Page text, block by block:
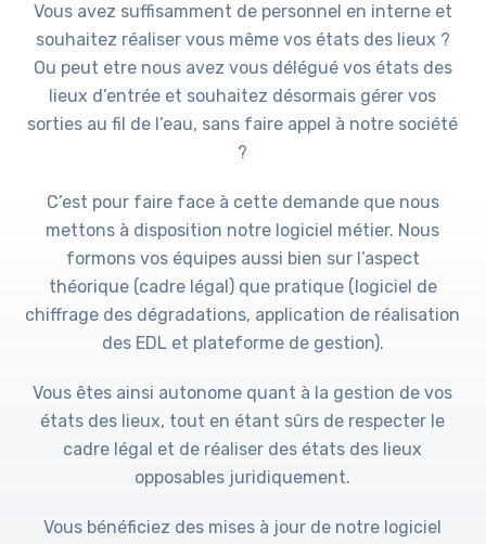
Vous avez suffisamment de personnel en interne et
souhaitez réaliser vous même vos états des lieux ?
Ou peut etre nous avez vous délégué vos états des
lieux d’entrée et souhaitez désormais gérer vos
sorties au fil de l’eau, sans faire appel à notre société
?
C’est pour faire face à cette demande que nous
mettons à disposition notre logiciel métier. Nous
formons vos équipes aussi bien sur l’aspect
théorique (cadre légal) que pratique (logiciel de
chiffrage des dégradations, application de réalisation
des EDL et plateforme de gestion).
Vous êtes ainsi autonome quant à la gestion de vos
états des lieux, tout en étant sûrs de respecter le
cadre légal et de réaliser des états des lieux
opposables juridiquement.
Vous bénéficiez des mises à jour de notre logiciel